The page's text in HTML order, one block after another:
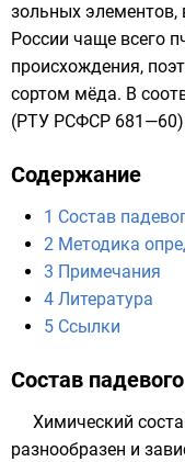
зольных элементов,
России чаще всего
происхождения,
сортом мёда. В
(РТУ РСФСР 681—60)
Содержание
1 Состав
2 Методика
3 Примечания
4 Литература
5 Ссылки
Состав
Химический
разнообразен и